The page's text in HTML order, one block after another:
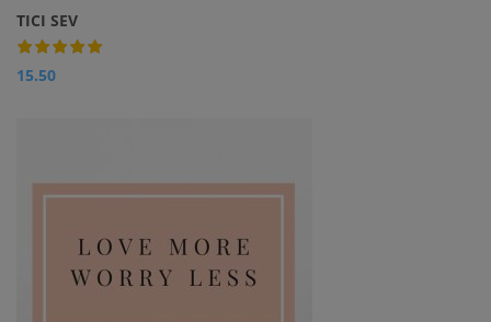
TICI SEV
15.50